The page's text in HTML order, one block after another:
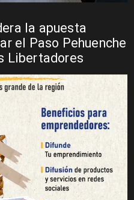
la apuesta
el Paso Pehuenche
Libertadores